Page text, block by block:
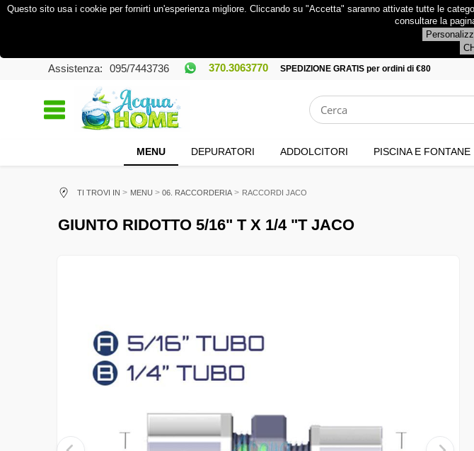
Questo sito usa i cookie per fornirti un'esperienza migliore. Cliccando su "Accetta" saranno attivate tutte le
consultare la
Assistenza: 095/7443736 370.3063770 SPEDIZIONE GRATIS per ordini di €80
MENU DEPURATORI ADDOLCITORI PISCINA E FONTANE
TI TROVI IN MENU 06. RACCORDERIA RACCORDI JACO
GIUNTO RIDOTTO 5/16" T X 1/4 "T JACO